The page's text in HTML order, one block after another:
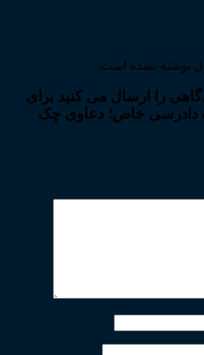
نوشته نشده است.
را ارسال می کنید برای
دادرسی خاص؛ دعاوی چک